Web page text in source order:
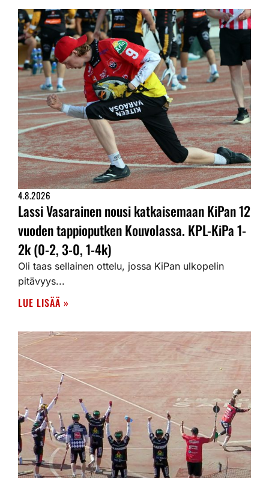
4.8.2026
Lassi Vasarainen nousi katkaisemaan KiPan 12
vuoden tappioputken Kouvolassa. KPL-KiPa 1-
2k (0-2, 3-0, 1-4k)
Oli taas sellainen ottelu, jossa KiPan ulkopelin
pitävyys...
LUE LISÄÄ »